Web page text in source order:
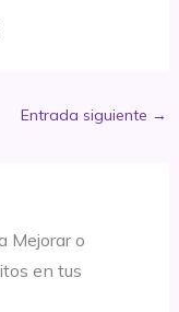
Entrada siguiente →
Mejorar o
en tus